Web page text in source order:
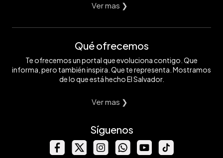
Ver mas ❯
Qué ofrecemos
Te ofrecemos un portal que evoluciona contigo. Que
informa, pero también inspira. Que te representa. Mostramos
de lo que está hecho El Salvador.
Ver mas ❯
Síguenos